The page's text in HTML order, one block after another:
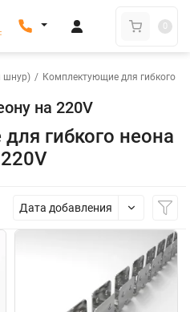
0
шнур) / Комплектующие для гибкого
на 220V
гибкого неона
Дата добавления